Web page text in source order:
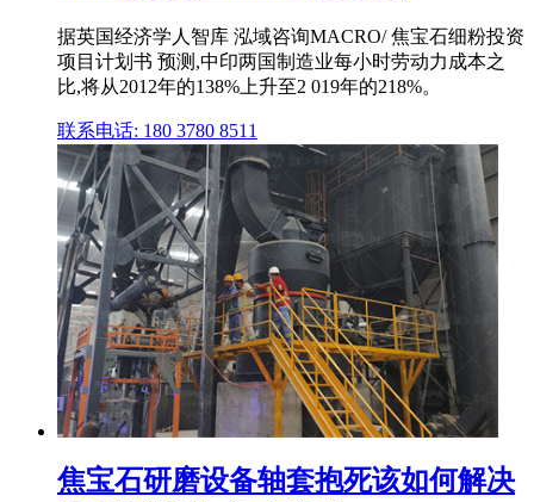
据英国经济学人智库 泓域咨询MACRO/ 焦宝石细粉投资
项目计划书 预测,中印两国制造业每小时劳动力成本之
比,将从2012年的138%上升至2 019年的218%。
联系电话: 180 3780 8511
焦宝石研磨设备轴套抱死该如何解决